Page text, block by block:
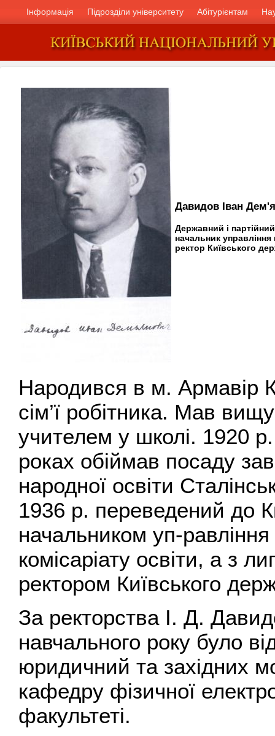
Інформація Підрозділи університету Абітурієнтам
Давидов Іван
Державний і
начальник
ректор Київського
Народився в м. Армавір
сім’ї робітника. Мав
учителем у школі. 1920
роках обіймав посаду
народної освіти
1936 р. переведений до
начальником уп-
комісаріату освіти, а з
ректором Київського
За ректорства І. Д.
навчального року було
юридичний та західних
кафедру фізичної
факультеті.